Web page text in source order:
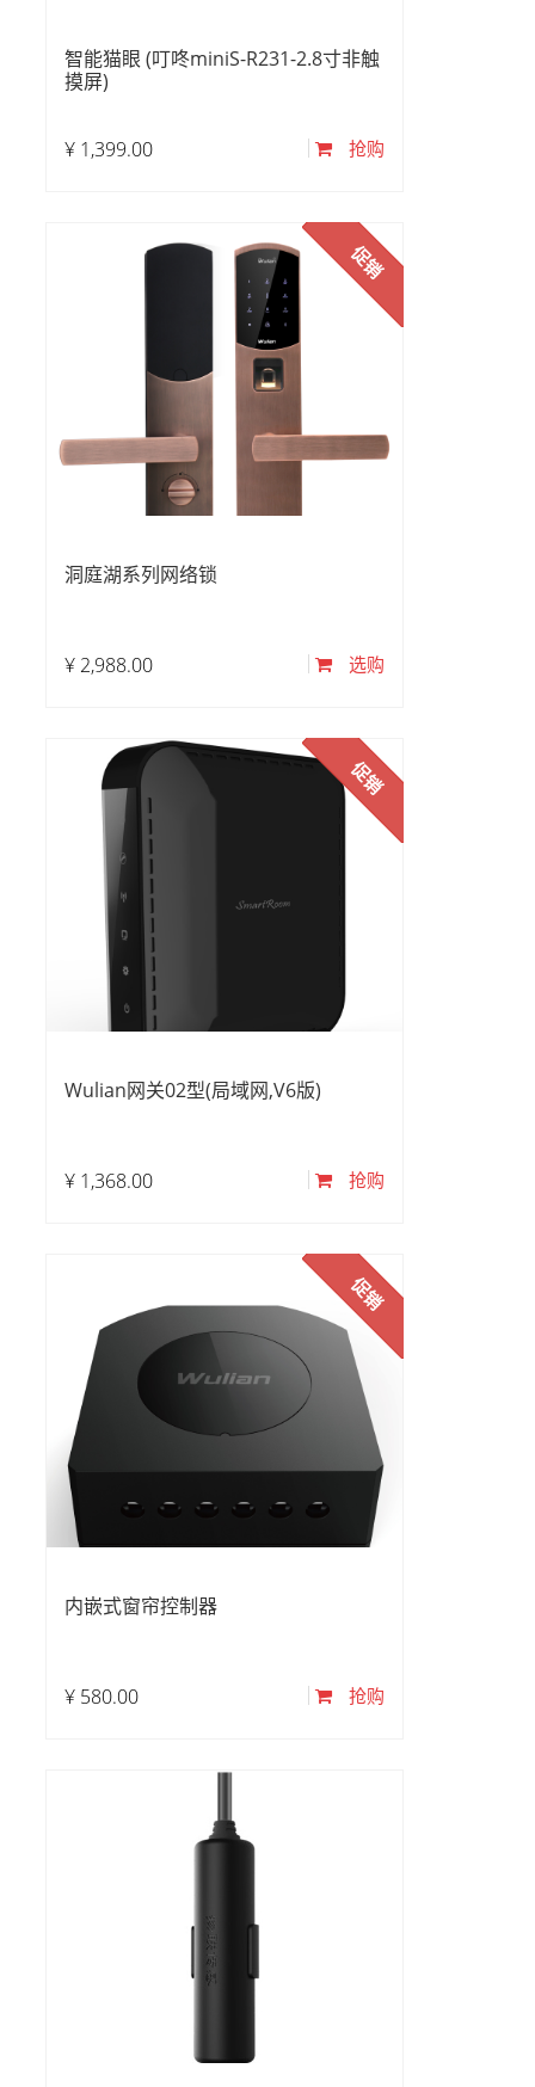
智能猫眼 (叮咚miniS-R231-2.8寸非触
摸屏)
¥ 1,399.00 抢购
促销
洞庭湖系列网络锁
¥ 2,988.00 选购
促销
Wulian网关02型(局域网,V6版)
¥ 1,368.00 抢购
促销
内嵌式窗帘控制器
¥ 580.00 抢购